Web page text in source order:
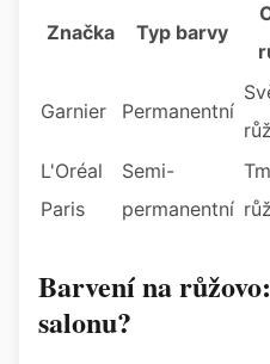
Značka Typ barvy
Garnier Permanentní
L'Oréal
Paris
Semi-
permanentní
Barvení na
salonu?